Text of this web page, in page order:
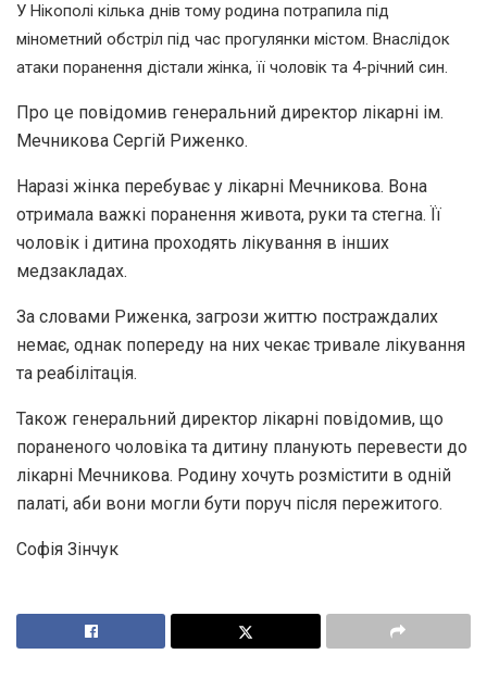
У Нікополі кілька днів тому родина потрапила під
мінометний обстріл під час прогулянки містом. Внаслідок
атаки поранення дістали жінка, її чоловік та 4-річний син.
Про це повідомив генеральний директор лікарні ім.
Мечникова Сергій Риженко.
Наразі жінка перебуває у лікарні Мечникова. Вона
отримала важкі поранення живота, руки та стегна. Її
чоловік і дитина проходять лікування в інших
медзакладах.
За словами Риженка, загрози життю постраждалих
немає, однак попереду на них чекає тривале лікування
та реабілітація.
Також генеральний директор лікарні повідомив, що
пораненого чоловіка та дитину планують перевести до
лікарні Мечникова. Родину хочуть розмістити в одній
палаті, аби вони могли бути поруч після пережитого.
Софія Зінчук